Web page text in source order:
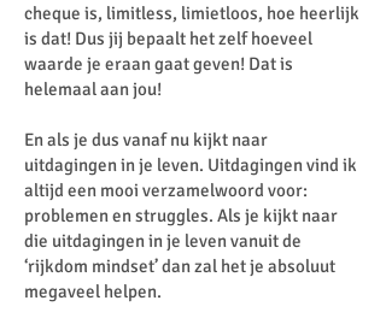
cheque is, limitless, limietloos, hoe heerlijk
is dat! Dus jij bepaalt het zelf hoeveel
waarde je eraan gaat geven! Dat is
helemaal aan jou!
En als je dus vanaf nu kijkt naar
uitdagingen in je leven. Uitdagingen vind ik
altijd een mooi verzamelwoord voor:
problemen en struggles. Als je kijkt naar
die uitdagingen in je leven vanuit de
‘rijkdom mindset’ dan zal het je absoluut
megaveel helpen.